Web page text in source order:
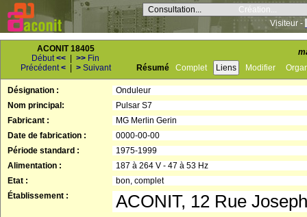
Consultation...
Création...
Visiteur -
ACONIT 18405
Début<< >> Fin
Précédent< > Suivant
Résumé
Complet Liens Modifier
Désignation :
Onduleur
Nom principal:
Pulsar S7
Fabricant :
MG Merlin Gerin
Date de fabrication :
0000-00-00
Période standard :
1975-1999
Alimentation :
187 à 264 V - 47 à 53 Hz
Etat :
bon, complet
Établissement :
ACONIT, 12 Rue